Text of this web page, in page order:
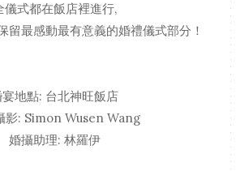
儀式都在飯店裡進行,
留最感動最有意義的婚禮儀式部分！
地點: 台北神旺飯店
影: Simon Wusen Wang
婚攝助理: 林羅伊